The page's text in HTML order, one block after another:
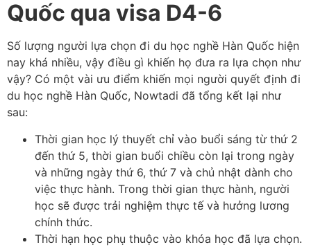
Quốc qua visa D4-6
Số lượng người lựa chọn đi du học nghề Hàn Quốc hiện
nay khá nhiều, vậy điều gì khiến họ đưa ra lựa chọn như
vậy? Có một vài ưu điểm khiến mọi người quyết định đi
du học nghề Hàn Quốc, Nowtadi đã tổng kết lại như
sau:
Thời gian học lý thuyết chỉ vào buổi sáng từ thứ 2
đến thứ 5, thời gian buổi chiều còn lại trong ngày
và những ngày thứ 6, thứ 7 và chủ nhật dành cho
việc thực hành. Trong thời gian thực hành, người
học sẽ được trải nghiệm thực tế và hưởng lương
chính thức.
Thời hạn học phụ thuộc vào khóa học đã lựa chọn.